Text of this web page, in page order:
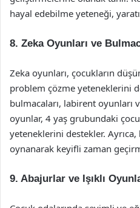
hayal edebilme yeteneği,
8. Zeka Oyunları ve
Zeka oyunları, çocukların
problem çözme yeteneklerini
bulmacaları, labirent oyunları
oyunlar, 4 yaş grubundaki
yeteneklerini destekler.
oynanarak keyifli zaman
9. Abajurlar ve Işıklı